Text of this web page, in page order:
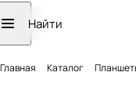
Главная Каталог